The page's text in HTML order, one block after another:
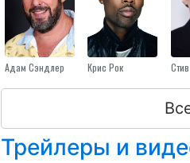
Адам Сэндлер Крис Рок
Трейлеры и